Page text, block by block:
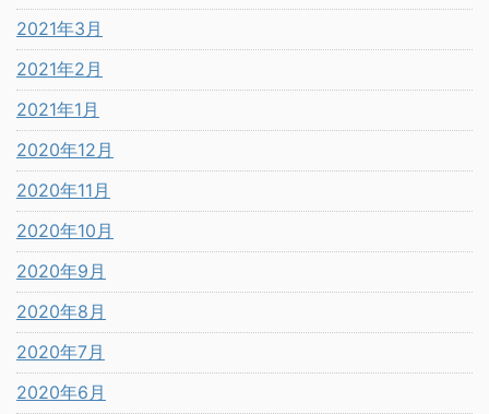
2021年3月
2021年2月
2021年1月
2020年12月
2020年11月
2020年10月
2020年9月
2020年8月
2020年7月
2020年6月